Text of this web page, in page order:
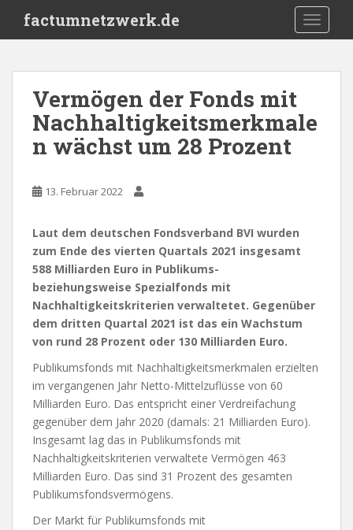
i
factumnetzwerk.de
Vermögen der Fonds mit
Nachhaltigkeitsmerkmale
n wächst um 28 Prozent
13. Februar 2022
Laut dem deutschen Fondsverband BVI wurden
zum Ende des vierten Quartals 2021 insgesamt
588 Milliarden Euro in Publikums-
beziehungsweise Spezialfonds mit
Nachhaltigkeitskriterien verwaltetet. Gegenüber
dem dritten Quartal 2021 ist das ein Wachstum
von rund 28 Prozent oder 130 Milliarden Euro.
Publikumsfonds mit Nachhaltigkeitsmerkmalen erzielten
im vergangenen Jahr Netto-Mittelzuflüsse von 60
Milliarden Euro. Das entspricht einer Verdreifachung
gegenüber dem Jahr 2020 (damals: 21 Milliarden Euro).
Insgesamt lag das in Publikumsfonds mit
Nachhaltigkeitskriterien verwaltete Vermögen 463
Milliarden Euro. Das sind 31 Prozent des gesamten
Publikumsfondsvermögens.
Der Markt für Publikumsfonds mit